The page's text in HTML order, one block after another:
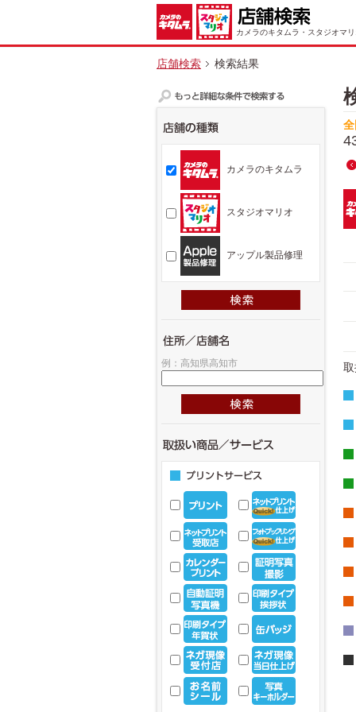
カメラのキタムラ・スタジオマ
店舗検索 検索結果
カメラのキタムラ
スタジオマリオ
アップル製品修理
例：高知県高知市